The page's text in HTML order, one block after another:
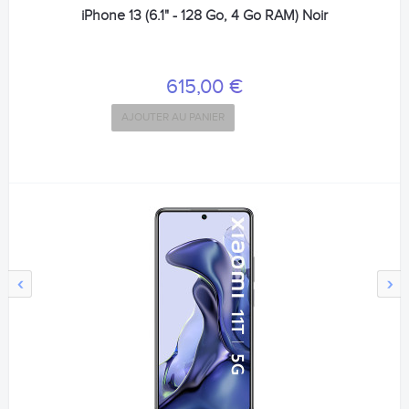
‹ ›
iPhone 13 (6.1" - 128 Go, 4 Go RAM) Noir
615,00 €
AJOUTER AU PANIER